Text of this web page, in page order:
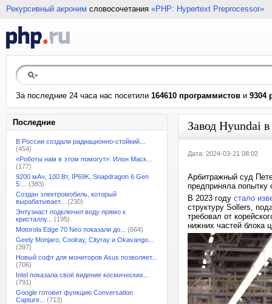
Рекурсивный акроним словосочетания «PHP: Hypertext Preprocessor»
За последние 24 часа нас посетили 164610 программистов и 9304
Последние
В России создали радиационно-стойкий...
(454)
«Роботы нам в этом помогут»: Илон Маск...
(177)
9200 мАч, 100 Вт, IP69K, Snapdragon 6 Gen
5:...
(383)
Создан электромобиль, который
вырабатывает...
(230)
Энтузиаст подключил воду прямо к
кристаллу...
(195)
Motorola Edge 70 Neo показали до...
(664)
Geely Monjaro, Coolray, Cityray и Okavango...
(397)
Новый софт для мониторов Asus позволяет...
(706)
Intel показала своё видение космических...
(791)
Google готовит функцию Conversation
Capture...
(713)
Завод Hyundai
Дата: 2024-03-21 08:02
Арбитражный суд
предприняла попытку
В 2023 году стало
структуру Sollers,
требовал от
нижних частей блока